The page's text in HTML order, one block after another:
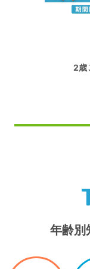
2歳
年齢別